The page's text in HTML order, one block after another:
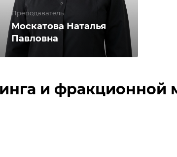
Преподаватель
Москатова Наталья
Павловна
и фракционной